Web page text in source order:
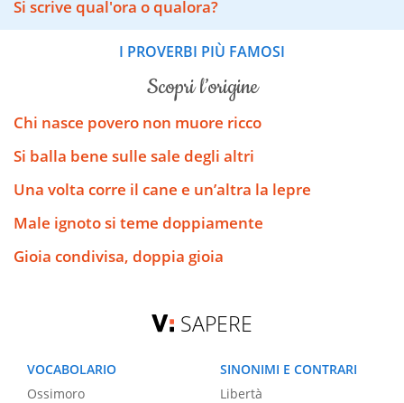
Si scrive qual'ora o qualora?
I PROVERBI PIÙ FAMOSI
scopri l’origine
Chi nasce povero non muore ricco
Si balla bene sulle sale degli altri
Una volta corre il cane e un’altra la lepre
Male ignoto si teme doppiamente
Gioia condivisa, doppia gioia
SAPERE
VOCABOLARIO
Ossimoro
SINONIMI E CONTRARI
Libertà